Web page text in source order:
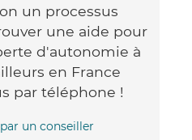
un processus
une aide pour
d'autonomie à
en France
par téléphone !
un conseiller